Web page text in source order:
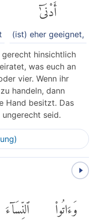
أَدْنَىٰٓ
(ist) eher geeignet,
hinsichtlich
was euch an
vier. Wenn ihr
handeln, dann
Hand besitzt. Das
seid.
وَءَاتُوا۟ ٱلنِّسَآءَ